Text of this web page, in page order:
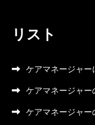
リスト
ケアマネージャー
ケアマネージャー
ケアマネージャー